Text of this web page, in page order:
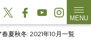
MENU
夏秋冬: 2021年10月一覧